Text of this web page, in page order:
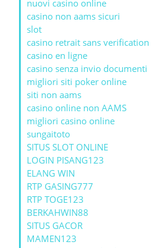
nuovi casino online
casino non aams sicuri
slot
casino retrait sans verification
casino en ligne
casino senza invio documenti
migliori siti poker online
siti non aams
casino online non AAMS
migliori casino online
sungaitoto
SITUS SLOT ONLINE
LOGIN PISANG123
ELANG WIN
RTP GASING777
RTP TOGE123
BERKAHWIN88
SITUS GACOR
MAMEN123